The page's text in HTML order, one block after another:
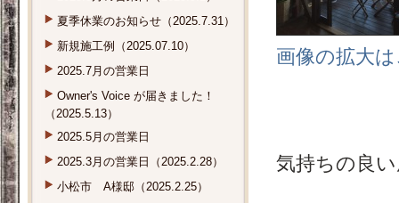
夏季休業のお知らせ（2025.7.31）
新規施工例（2025.07.10）
2025.7月の営業日
Owner's Voice が届きました！
（2025.5.13）
2025.5月の営業日
2025.3月の営業日（2025.2.28）
小松市 A様邸（2025.2.25）
画像の拡大
気持ちの良